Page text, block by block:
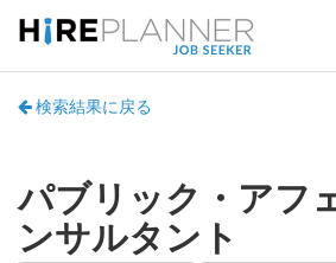
検索結果に戻る
パブリック・アフ
ンサルタント